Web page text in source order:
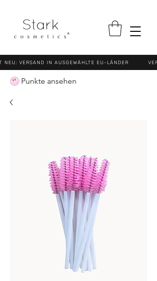
VERSAND IN AUSGEWÄHLTE EU-LÄNDER
Punkte ansehen